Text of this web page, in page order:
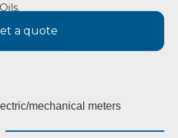
a quote
mechanical meters